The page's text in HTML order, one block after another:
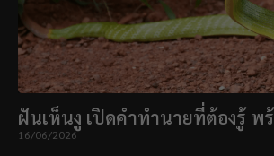
ฝันเห็นงู เปิดคำทำนายที่ต้องรู้ พ
16/06/2026